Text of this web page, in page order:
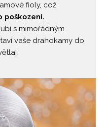
fioly, což
poškození.
s mimořádným
vaše drahokamy do